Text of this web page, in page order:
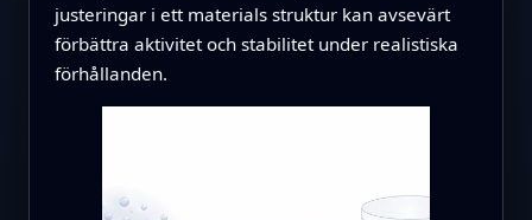
justeringar i ett materials struktur kan avsevärt
förbättra aktivitet och stabilitet under realistiska
förhållanden.